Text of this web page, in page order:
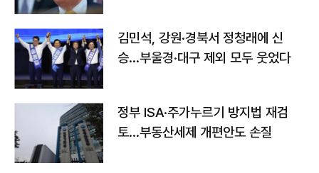
김민석, 강원·경북서 정청래에 신
승…부울경·대구 제외 모두 웃었다
정부 ISA·주가누르기 방지법 재검
토…부동산세제 개편안도 손질